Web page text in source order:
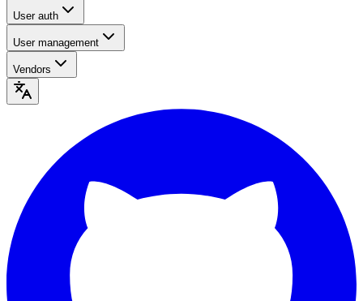
User auth
User management
Vendors